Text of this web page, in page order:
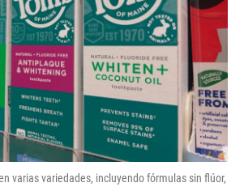
varias variedades, incluyendo fórmulas sin flúor,